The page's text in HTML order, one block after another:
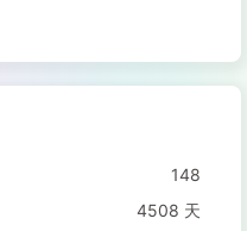
148
4508 天